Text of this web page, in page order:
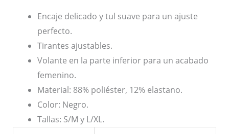
Encaje delicado y tul suave para un ajuste
perfecto.
Tirantes ajustables.
Volante en la parte inferior para un acabado
femenino.
Material: 88% poliéster, 12% elastano.
Color: Negro.
Tallas: S/M y L/XL.